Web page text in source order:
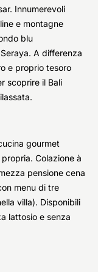
Innumerevoli
e montagne
blu
A differenza
e proprio tesoro
scoprire il Bali
gourmet
Colazione à
pensione cena
menu di tre
villa). Disponibili
lattosio e senza